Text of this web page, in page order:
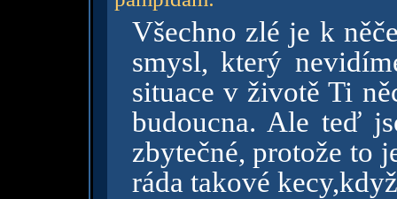
Všechno zlé je k
smysl, který
situace v životě Ti
budoucna. Ale teď
zbytečné, protože to
ráda takové